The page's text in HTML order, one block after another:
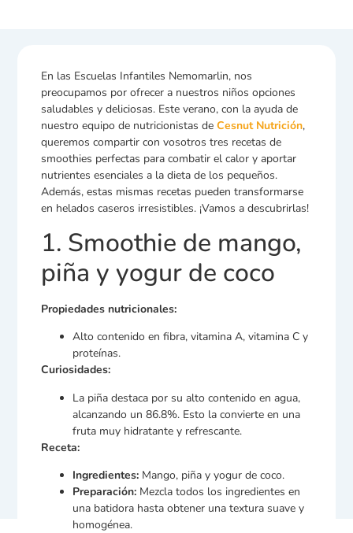
En las Escuelas Infantiles Nemomarlin, nos
preocupamos por ofrecer a nuestros niños opciones
saludables y deliciosas. Este verano, con la ayuda de
nuestro equipo de nutricionistas de Cesnut Nutrición,
queremos compartir con vosotros tres recetas de
smoothies perfectas para combatir el calor y aportar
nutrientes esenciales a la dieta de los pequeños.
Además, estas mismas recetas pueden transformarse
en helados caseros irresistibles. ¡Vamos a descubrirlas!
1. Smoothie de mango,
piña y yogur de coco
Propiedades nutricionales:
Alto contenido en fibra, vitamina A, vitamina C y
proteínas.
Curiosidades:
La piña destaca por su alto contenido en agua,
alcanzando un 86.8%. Esto la convierte en una
fruta muy hidratante y refrescante.
Receta:
Ingredientes:Mango, piña y yogur de coco.
Preparación:Mezcla todos los ingredientes en
una batidora hasta obtener una textura suave y
homogénea.